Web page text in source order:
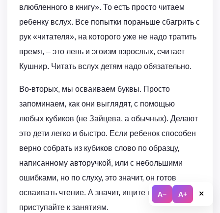
A− A+ ×
влюбленного в книгу». То есть просто читаем
ребенку вслух. Все попытки пораньше сбагрить с
рук «читателя», на которого уже не надо тратить
время, – это лень и эгоизм взрослых, считает
Кушнир. Читать вслух детям надо обязательно.
Во-вторых, мы осваиваем буквы. Просто
запоминаем, как они выглядят, с помощью
любых кубиков (не Зайцева, а обычных). Делают
это дети легко и быстро. Если ребенок способен
верно собрать из кубиков слово по образцу,
написанному авторучкой, или с небольшими
ошибками, но по слуху, это значит, он готов
осваивать чтение. А значит, ищите книжку и
приступайте к занятиям.